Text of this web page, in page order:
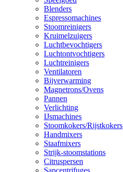
Blenders
Espressomachines
Stoomreinigers
Kruimelzuigers
Luchtbevochtigers
Luchtontvochtigers
Luchtreinigers
Ventilatoren
Bijverwarming
Magnetrons/Ovens
Pannen
Verlichting
IJsmachines
Stoomkokers/Rijstkokers
Handmixers
Staafmixers
Strijk-stoomstations
Citruspersen
Sapcentrifuges